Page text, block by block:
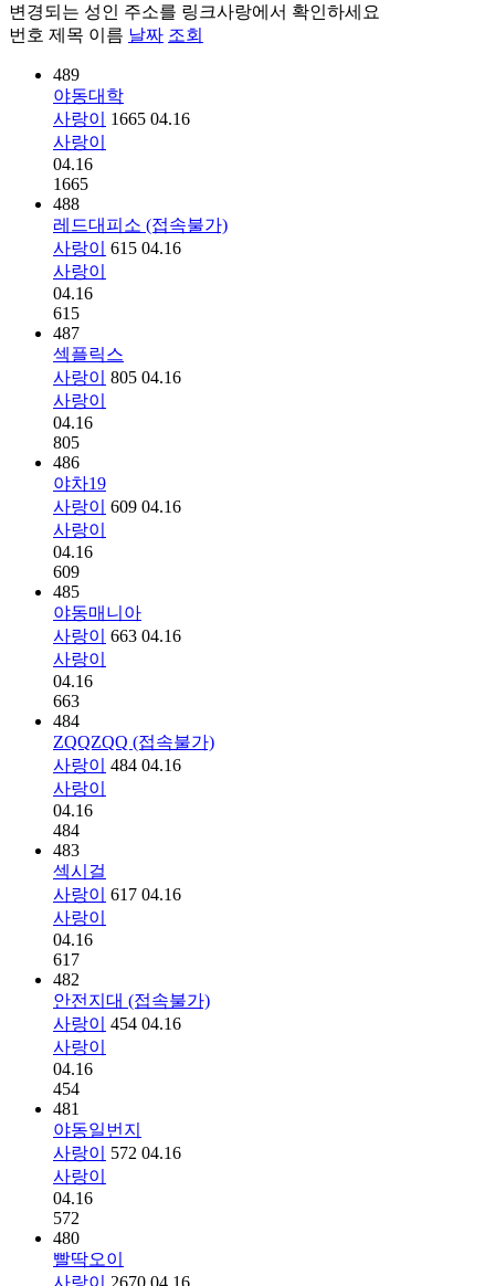
변경되는 성인 주소를 링크사랑에서 확인하세요
번호 제목 이름 날짜 조회
489
야동대학
사랑이
1665 04.16
사랑이
04.16
1665
488
레드대피소 (접속불가)
사랑이
615 04.16
사랑이
04.16
615
487
섹플릭스
사랑이
805 04.16
사랑이
04.16
805
486
야차19
사랑이
609 04.16
사랑이
04.16
609
485
야동매니아
사랑이
663 04.16
사랑이
04.16
663
484
ZQQZQQ (접속불가)
사랑이
484 04.16
사랑이
04.16
484
483
섹시걸
사랑이
617 04.16
사랑이
04.16
617
482
안전지대 (접속불가)
사랑이
454 04.16
사랑이
04.16
454
481
야동일번지
사랑이
572 04.16
사랑이
04.16
572
480
빨딱오이